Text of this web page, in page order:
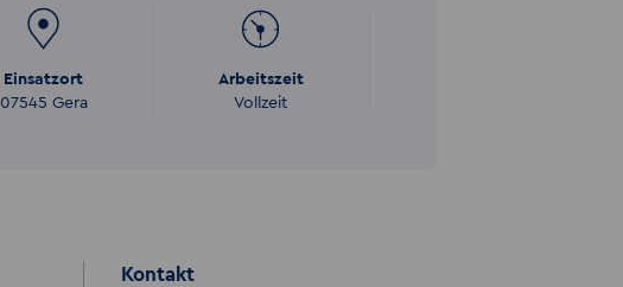
Einsatzort
07545 Gera
Arbeitszeit
Vollzeit
Kontakt